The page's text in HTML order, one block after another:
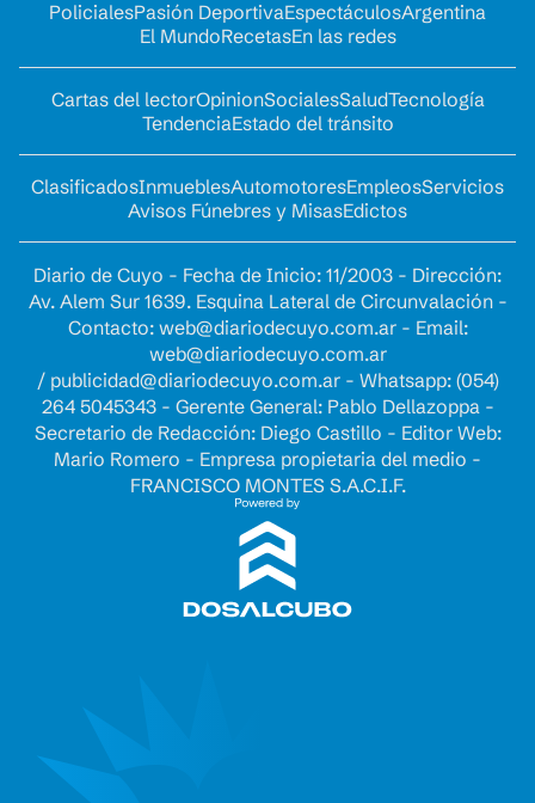
PolicialesPasión DeportivaEspectáculosArgentina
El MundoRecetasEn las redes
Cartas del lectorOpinionSocialesSaludTecnología
TendenciaEstado del tránsito
ClasificadosInmueblesAutomotoresEmpleosServicios
Avisos Fúnebres y MisasEdictos
Diario de Cuyo - Fecha de Inicio: 11/2003 - Dirección:
Av. Alem Sur 1639. Esquina Lateral de Circunvalación -
Contacto: web@diariodecuyo.com.ar- Email:
web@diariodecuyo.com.ar
/ publicidad@diariodecuyo.com.ar- Whatsapp: (054)
264 5045343 - Gerente General: Pablo Dellazoppa -
Secretario de Redacción: Diego Castillo - Editor Web:
Mario Romero - Empresa propietaria del medio -
FRANCISCO MONTES S.A.C.I.F.